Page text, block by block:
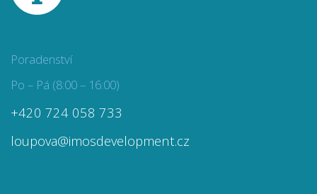
Poradenství
Po – Pá (8:00 – 16:00)
+420 724 058 733
loupova@imosdevelopment.cz